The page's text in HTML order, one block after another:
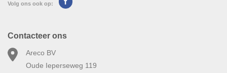
Volg ons ook op:
Contacteer ons
Areco BV
Oude Ieperseweg 119